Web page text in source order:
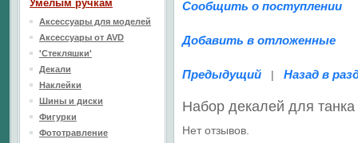
Сообщить о поступлении
Добавить в отложенные
Предыдущий | Назад в
Набор декалей для
Нет отзывов.
Умелым ручкам
Аксессуары для моделей
Аксессуары от AVD
'Стекляшки'
Декали
Наклейки
Шины и диски
Фигурки
Фототравление